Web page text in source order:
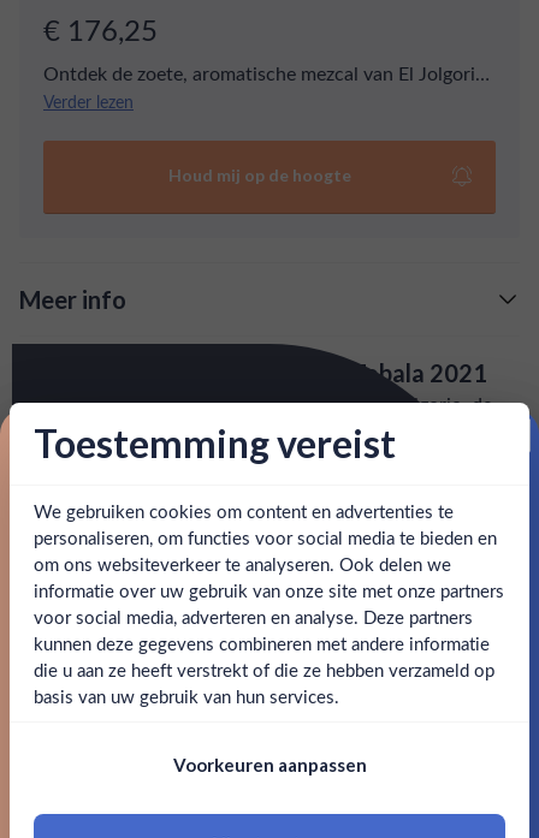
Ben jij 18 jaar of ouder?
Ja Nee
18 jaar of ouder zijn
€ 176,25
Ontdek de zoete, aromatische mezcal van El Jolgorio,
de 2021-vintage Todos Santos Tobala. Deze
en een zachte rooksmaak. Een ware smaakbeleving
voor elke mezcal-liefhebber!
Verder lezen
Houd mij op de hoogte
Meer info
Verzending is gratis vanaf€125,-
: voor 15:00, morgen in huis (uitzondering bij
artikel vermeld)
Over El Jolgorio Todos Santos Tobala 2021
Ontdek de zoete, aromatische mezcal van El Jolgorio, de
2021-vintage Todos Santos Tobala. Deze bijzondere mezcal
is gemaakt van Tobala agave en trakteert je op een palet vol
ware smaakbeleving voor elke mezcal-liefhebber!
SPECIFICATIES
Alcohol 54.00%
Merk Casa Cortes
Inhoud 0,7L
Toestemming vereist
We gebruiken cookies om content en advertenties te
personaliseren, om functies voor social media te bieden en
om ons websiteverkeer te analyseren. Ook delen we
informatie over uw gebruik van onze site met onze partners
voor social media, adverteren en analyse. Deze partners
kunnen deze gegevens combineren met andere informatie
die u aan ze heeft verstrekt of die ze hebben verzameld op
basis van uw gebruik van hun services.
Voorkeuren aanpassen
Proost op je eerste korting!
Schrijf je in en ontvang direct 5% korting op je eerste
bestelling.
Email
Claim mijn korting